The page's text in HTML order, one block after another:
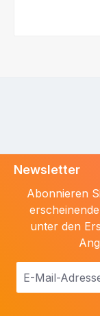
Newsletter
Abonnieren
unter den
Mail-